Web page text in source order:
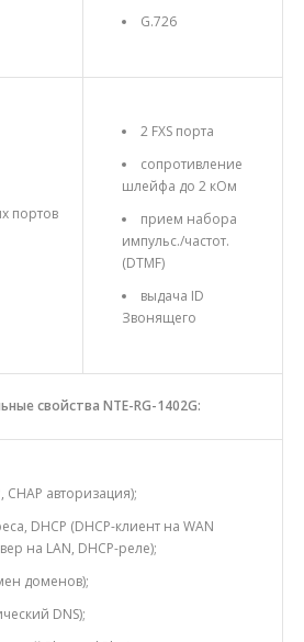
G.726
портов
2 FXS порта
сопротивление
шлейфа до 2 кОм
прием набора
импульс./частот.
(DTMF)
выдача ID
Звонящего
свойства NTE-RG-1402G:
CHAP авторизация);
DHCP (DHCP-клиент на WAN
на LAN, DHCP-реле);
доменов);
DNS);